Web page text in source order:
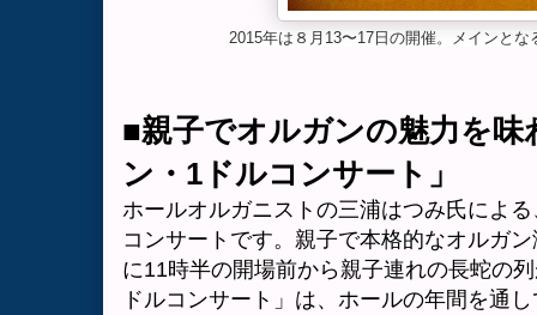
2015年は８月13〜17日の開催。メインと
■親子でオルガンの魅力を
ン・ 1 ドルコンサート」
ホールオルガニストの三浦はつみ氏による
コンサートです。親子で本格的なオルガ
に11時半の開場前から親子連れの長蛇の
ドルコンサート」は、ホールの年間を通